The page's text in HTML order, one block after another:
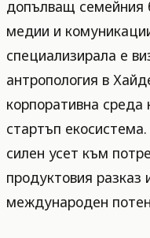
допълващ семейния
медии и
специализирала е
антропология в
корпоративна среда
стартъп
силен усет към
продуктовия разказ
международен